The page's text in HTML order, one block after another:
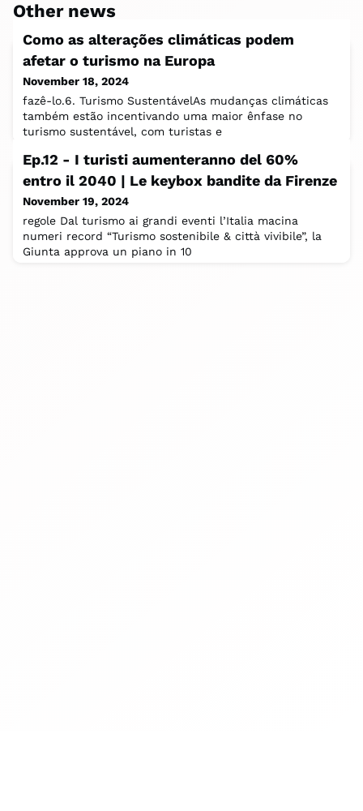
Other news
Como as alterações climáticas podem
afetar o turismo na Europa
November 18, 2024
fazê-lo.6. Turismo SustentávelAs mudanças climáticas
também estão incentivando uma maior ênfase no
turismo sustentável, com turistas e
Ep.12 - I turisti aumenteranno del 60%
entro il 2040 | Le keybox bandite da Firenze
November 19, 2024
regole Dal turismo ai grandi eventi l’Italia macina
numeri record “Turismo sostenibile & città vivibile”, la
Giunta approva un piano in 10